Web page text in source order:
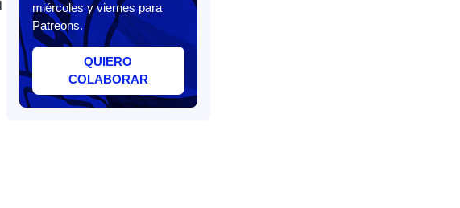
miércoles y viernes para
Patreons.
QUIERO
COLABORAR